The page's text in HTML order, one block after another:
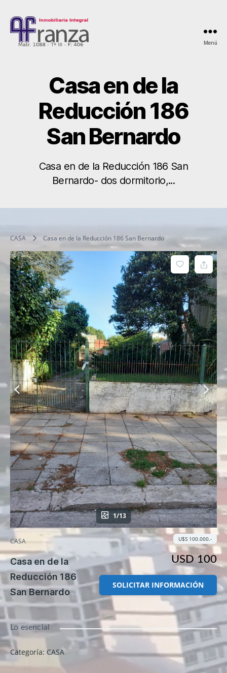
Menú
Casa en de la
Reducción 186
San Bernardo
Casa en de la Reducción 186 San
Bernardo- dos dormitorio,...
CASA Casa en de la Reducción 186 San Bernardo
1/13
CASA
Casa en de la
Reducción 186
San Bernardo
USD 100
U$S 100.000.-
SOLICITAR INFORMACIÓN
Lo esencial
Categoría: CASA